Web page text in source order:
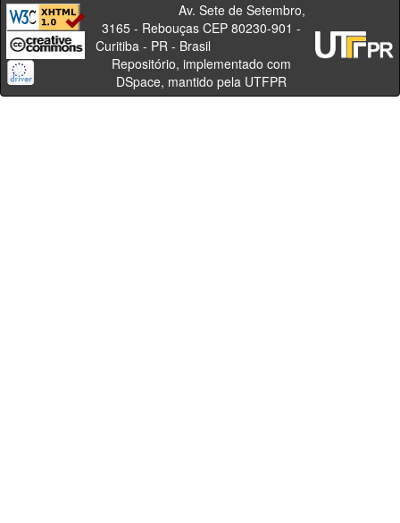
Av. Sete de Setembro,
3165 - Rebouças CEP 80230-901 -
Curitiba - PR - Brasil
Repositório, implementado com
DSpace, mantido pela UTFPR